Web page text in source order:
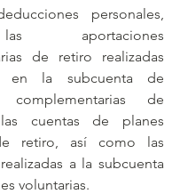
personales,
aportaciones
de retiro realizadas
en la subcuenta de
complementarias de
cuentas de planes
retiro, así como las
a la subcuenta
voluntarias.